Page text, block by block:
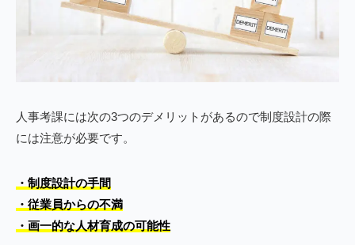
人事考課には次の3つのデメリットがあるので制度設計の際
には注意が必要です。
・制度設計の手間
・従業員からの不満
・画一的な人材育成の可能性